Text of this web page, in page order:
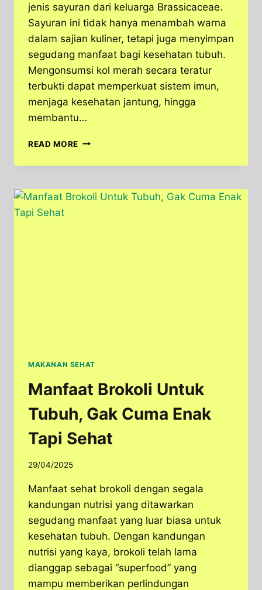
jenis sayuran dari keluarga Brassicaceae.
Sayuran ini tidak hanya menambah warna
dalam sajian kuliner, tetapi juga menyimpan
segudang manfaat bagi kesehatan tubuh.
Mengonsumsi kol merah secara teratur
terbukti dapat memperkuat sistem imun,
menjaga kesehatan jantung, hingga
membantu…
READ MORE MAKAN
GAK
RIBET,
KOL
MAKANAN SEHAT
Manfaat Brokoli Untuk
Tubuh, Gak Cuma Enak
Tapi Sehat
29/04/2025
Manfaat sehat brokoli dengan segala
kandungan nutrisi yang ditawarkan
segudang manfaat yang luar biasa untuk
kesehatan tubuh. Dengan kandungan
nutrisi yang kaya, brokoli telah lama
dianggap sebagai “superfood” yang
mampu memberikan perlindungan